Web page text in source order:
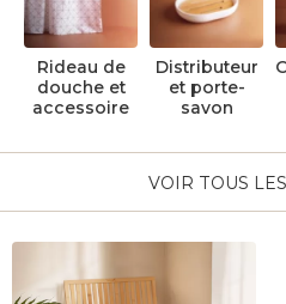
Rideau de
douche et
accessoire
Distributeur
et porte-
savon
VOIR TOUS